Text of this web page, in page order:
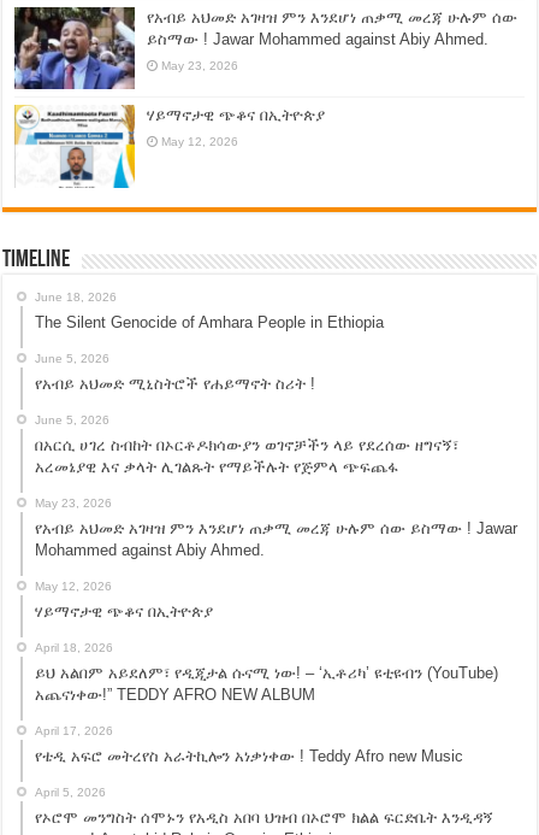
የአብይ አህመድ አገዛዝ ምን እንደሆነ ጠቃሚ መረጃ ሁሉም ሰው
ይስማው ! Jawar Mohammed against Abiy Ahmed.
May 23, 2026
ሃይማኖታዊ ጭቆና በኢትዮጵያ
May 12, 2026
Timeline
June 18, 2026
The Silent Genocide of Amhara People in Ethiopia
June 5, 2026
የአብይ አህመድ ሚኒስትሮች የሐይማኖት ስሪት !
June 5, 2026
በአርሲ ሀገረ ስብከት በኦርቶዶክሳውያን ወገኖቻችን ላይ የደረሰው ዘግናኝ፣
አረመኔያዊ እና ቃላት ሊገልጹት የማይችሉት የጅምላ ጭፍጨፋ
May 23, 2026
የአብይ አህመድ አገዛዝ ምን እንደሆነ ጠቃሚ መረጃ ሁሉም ሰው ይስማው ! Jawar
Mohammed against Abiy Ahmed.
May 12, 2026
ሃይማኖታዊ ጭቆና በኢትዮጵያ
April 18, 2026
ይህ አልበም አይደለም፣ የዲጂታል ሱናሚ ነው! – ‘ኢቶሪካ’ ዩቲዩብን (YouTube)
አጨናነቀው!” TEDDY AFRO NEW ALBUM
April 17, 2026
የቴዲ አፍሮ መትረየስ አራትኪሎን አነቃነቀው ! Teddy Afro new Music
April 5, 2026
የኦሮሞ መንግስት ሰሞኑን የአዲስ አበባ ህዝብ በኦሮሞ ክልል ፍርድቤት እንዲዳኝ